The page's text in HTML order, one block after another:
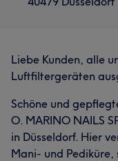
Liebe Kunden, alle
Luftfiltergeräten
Schöne und
O. MARINO NAILS
in Düsseldorf. Hier
Mani- und